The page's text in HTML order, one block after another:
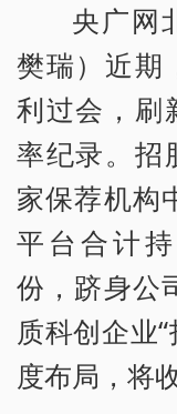
央广网
樊瑞）近期
利过会，刷
率纪录。招
家保荐机构
平台合计
份，跻身公
质科创企业
度布局，将